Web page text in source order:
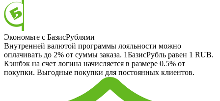
Экономьте с БазисРублями
Внутренней валютой программы лояльности можно
оплачивать до 2% от суммы заказа. 1БазисРубль равен 1 RUB.
Кэшбэк на счет логина начисляется в размере 0.5% от
покупки. Выгодные покупки для постоянных клиентов.